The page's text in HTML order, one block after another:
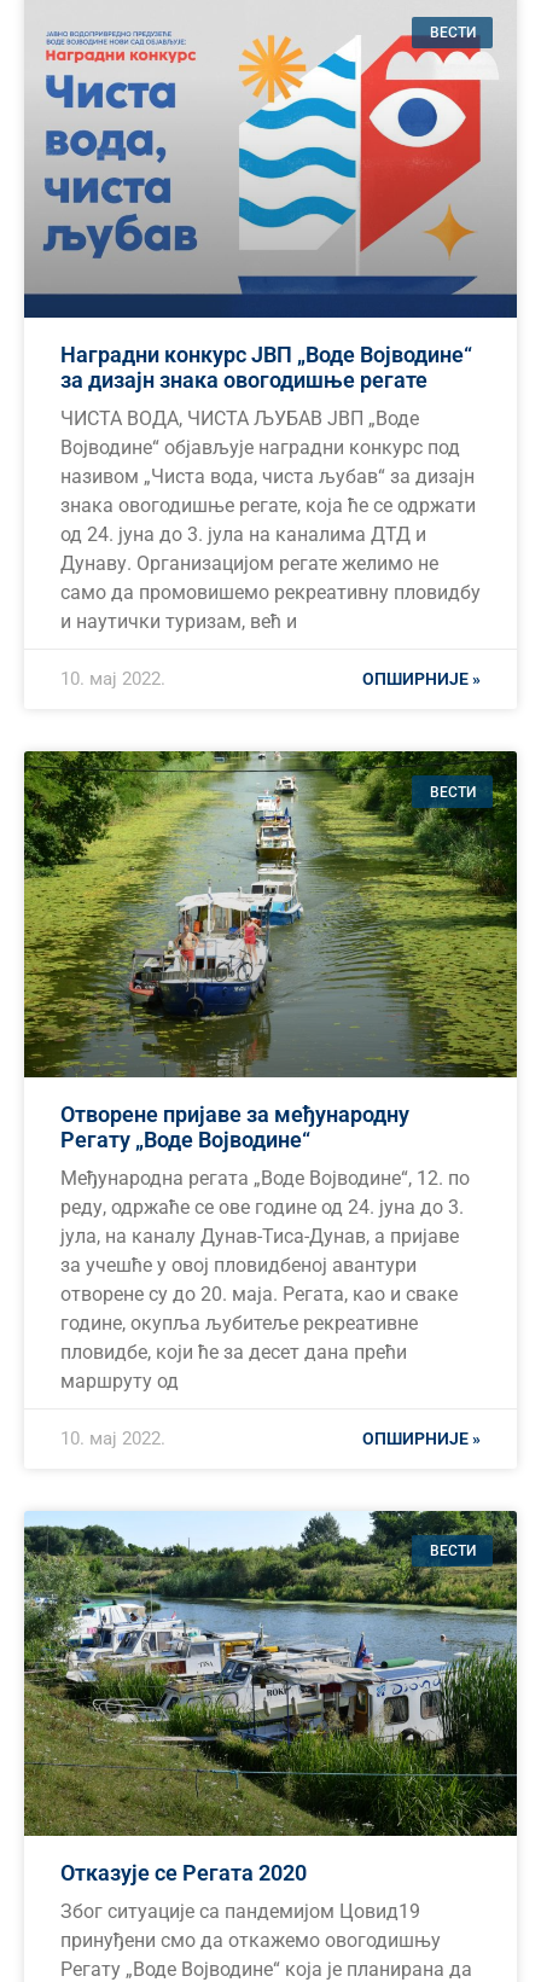
ВЕСТИ
Наградни конкурс ЈВП „Воде Војводине“
за дизајн знака овогодишње регате
ЧИСТА ВОДА, ЧИСТА ЉУБАВ ЈВП „Воде
Војводине“ објављује наградни конкурс под
називом „Чиста вода, чиста љубав“ за дизајн
знака овогодишње регате, која ће се одржати
од 24. јуна до 3. јула на каналима ДТД и
Дунаву. Организацијом регате желимо не
само да промовишемо рекреативну пловидбу
и наутички туризам, већ и
ОПШИРНИЈЕ »
10. мај 2022.
ВЕСТИ
Отворене пријаве за међународну
Регату „Воде Војводине“
Међународна регата „Воде Војводине“, 12. по
реду, одржаће се ове године од 24. јуна до 3.
јула, на каналу Дунав-Тиса-Дунав, а пријаве
за учешће у овој пловидбеној авантури
отворене су до 20. маја. Регата, као и сваке
године, окупља љубитеље рекреативне
пловидбе, који ће за десет дана прећи
маршруту од
ОПШИРНИЈЕ »
10. мај 2022.
ВЕСТИ
Отказује се Регата 2020
Због ситуације са пандемијом Цовид19
принуђени смо да откажемо овогодишњу
Регату „Воде Војводине“ која је планирана да